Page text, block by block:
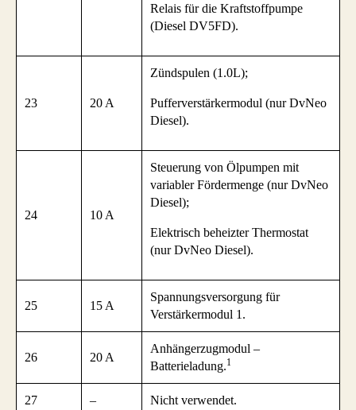
Relais für die Kraftstoffpumpe
(Diesel DV5FD).
23 20 A
Zündspulen (1.0L);
Pufferverstärkermodul (nur DvNeo
Diesel).
24 10 A
Steuerung von Ölpumpen mit
variabler Fördermenge (nur DvNeo
Diesel);
Elektrisch beheizter Thermostat
(nur DvNeo Diesel).
25 15 A
Spannungsversorgung für
Verstärkermodul 1.
26 20 A
Anhängerzugmodul –
Batterieladung.1
27 – Nicht verwendet.